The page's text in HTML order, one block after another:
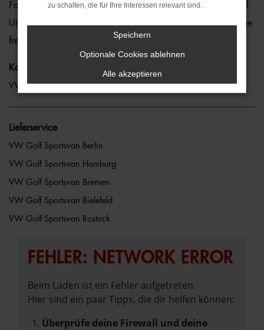
Farbe, Motorisierung und Extras Ihr Traumwagen haben soll.
Und dürfen sich auf eine schnelle Erfüllung all Ihrer Wünsche
freuen. Wir machen es möglich.
Kategorie
VW Golf Sportsvan Gebrauchtwagen
Lieferservice
VW Golf Sportsvan Berlin
VW Golf Sportsvan Hamburg
VW Golf Sportsvan Bremen
VW Golf Sportsvan Bielefeld
VW Golf Sportsvan Rostock
FEHLER: NETWORK ERROR
Beim Laden ist ein Fehler aufgetreten.
Hier sind ein paar Tipps, die dir helfen können:
Überprüfe deine Firewall und deine
zu schalten, die für Ihre Interessen relevant sind.
Speichern
Optionale Cookies ablehnen
Alle akzeptieren